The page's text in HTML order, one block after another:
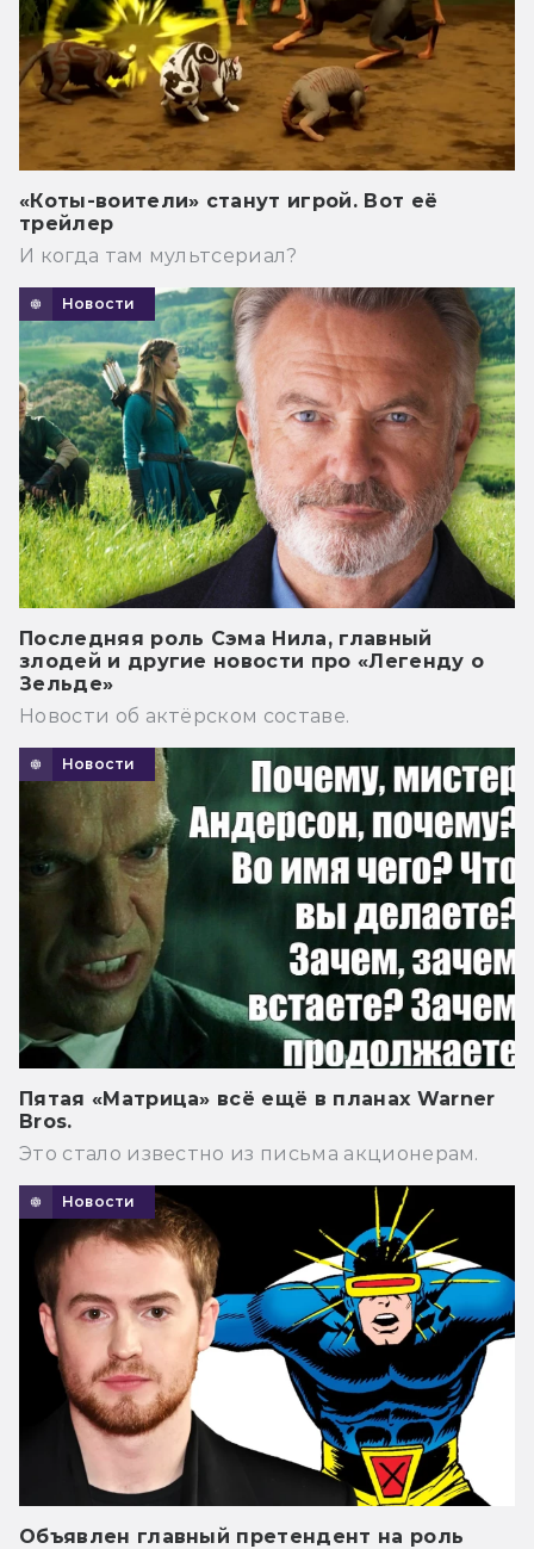
«Коты-воители» станут игрой. Вот её
трейлер
И когда там мультсериал?
Новости
Последняя роль Сэма Нила, главный
злодей и другие новости про «Легенду о
Зельде»
Новости об актёрском составе.
Новости
Пятая «Матрица» всё ещё в планах Warner
Bros.
Это стало известно из письма акционерам.
Новости
Объявлен главный претендент на роль